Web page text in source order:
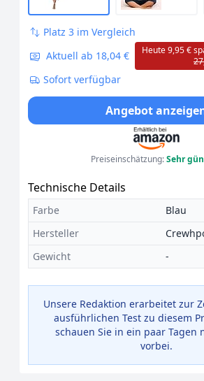
Platz 3 im Vergleich
Aktuell ab 18,04 €
Heute 9,95 €
Sofort verfügbar
Angebot
Preiseinschätzung:Sehr
Technische Details
Farbe
Blau
Hersteller
Gewicht
-
Unsere Redaktion erarbeitet zur
ausführlichen Test zu diesem
schauen Sie in ein paar Tagen
vorbei.